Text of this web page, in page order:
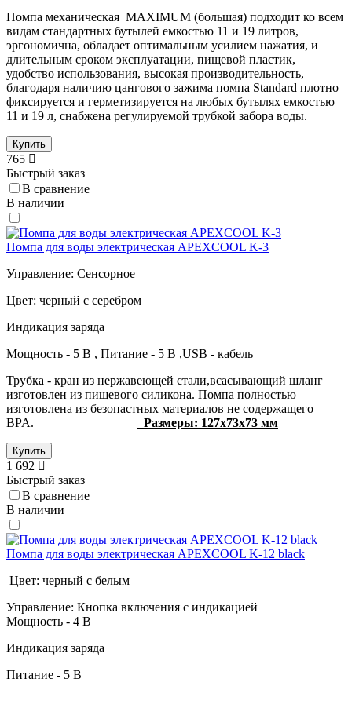
Помпа механическая MAXIMUM (большая) подходит ко всем
видам стандартных бутылей емкостью 11 и 19 литров,
эргономична, обладает оптимальным усилием нажатия, и
длительным сроком эксплуатации, пищевой пластик,
удобство использования, высокая производительность,
благодаря наличию цангового зажима помпа Standard плотно
фиксируется и герметизируется на любых бутылях емкостью
11 и 19 л, снабжена регулируемой трубкой забора воды.
Купить
765
Быстрый заказ
В сравнение
В наличии
Помпа для воды электрическая APEXCOOL K-3
Управление: Сенсорное
Цвет: черный с серебром
Индикация заряда
Мощность - 5 В , Питание - 5 В ,USB - кабель
Трубка - кран из нержавеющей стали,всасывающий шланг
изготовлен из пищевого силикона. Помпа полностью
изготовлена из безопастных материалов не содержащего
BPA.
Размеры: 127х73х73 мм
Купить
1 692
Быстрый заказ
В сравнение
В наличии
Помпа для воды электрическая APEXCOOL K-12 black
Цвет: черный с белым
Управление: Кнопка включения с индикацией
Мощность - 4 В
Индикация заряда
Питание - 5 В